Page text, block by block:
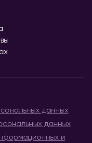
данных
данных
и